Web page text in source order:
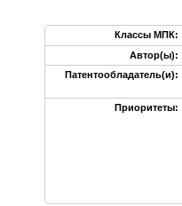
Классы МПК:
Автор(ы):
Патентообладатель(и):
Приоритеты: